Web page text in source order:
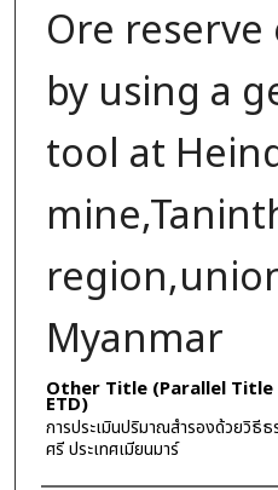
Ore
by using a
tool at
Myanmar
Other Title (Parallel
ETD)
การประเมินปริมาณสำรองด้วยวิธี
ศรี ประเทศเมียนมาร์